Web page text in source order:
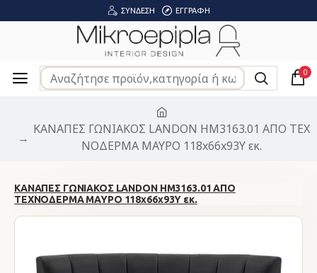
ΣΎΝΔΕΣΗ ΕΓΓΡΑΦΉ
0
ΚΑΝΑΠΕΣ ΓΩΝΙΑΚΟΣ LANDON HM3163.01 ΑΠΟ ΤΕΧ
ΝΟΔΕΡΜΑ ΜΑΥΡΟ 118x66x93Υ εκ.
ΚΑΝΑΠΕΣ ΓΩΝΙΑΚΟΣ LANDON HM3163.01 ΑΠΟ
ΤΕΧΝΟΔΕΡΜΑ ΜΑΥΡΟ 118x66x93Υ εκ.